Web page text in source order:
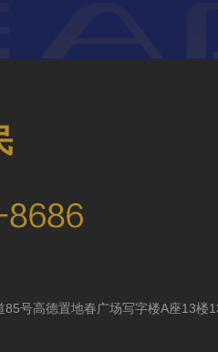
85号高德置地春广场写字楼A座13楼